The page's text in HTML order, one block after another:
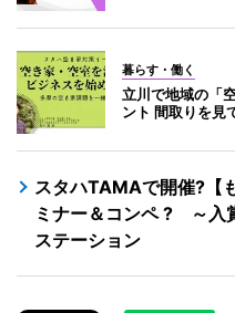
暮らす・働く
立川で地域の「
ント 間取りを見
スタハTAMAで開催?【
ミナー＆コンペ ? ～入
ステーション